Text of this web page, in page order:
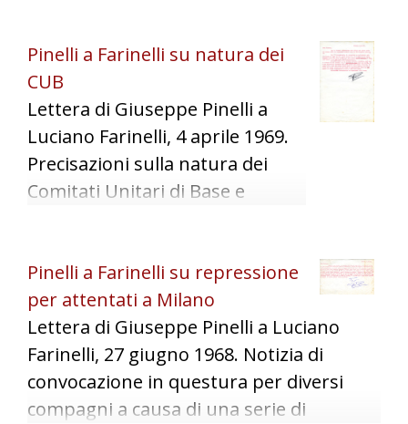
Pinelli a Farinelli su natura dei
CUB
Lettera di Giuseppe Pinelli a
Luciano Farinelli, 4 aprile 1969.
Precisazioni sulla natura dei
Comitati Unitari di Base e
attività, probabilmente
motivate da una polemica in
corso. Organizzazione e
diffusione per strada
("strillonaggio") della testata
"L'Internazionale".
Pinelli a Farinelli su repressione
per attentati a Milano
Lettera di Giuseppe Pinelli a Luciano
Farinelli, 27 giugno 1968. Notizia di
convocazione in questura per diversi
compagni a causa di una serie di